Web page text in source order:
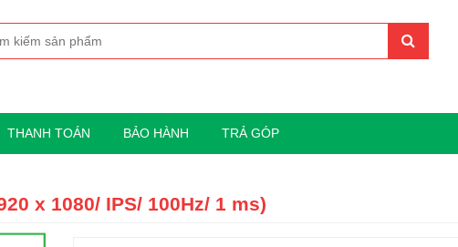
THANH TOÁN BẢO HÀNH TRẢ GÓP
x 1080/ IPS/ 100Hz/ 1 ms)